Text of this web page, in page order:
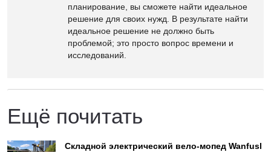
планирование, вы сможете найти идеальное
решение для своих нужд. В результате найти
идеальное решение не должно быть
проблемой; это просто вопрос времени и
исследований.
Ещё почитать
Складной электрический вело-мопед Wanfusl